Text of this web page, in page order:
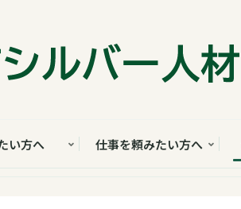
い方へ 仕事を頼みたい方へ